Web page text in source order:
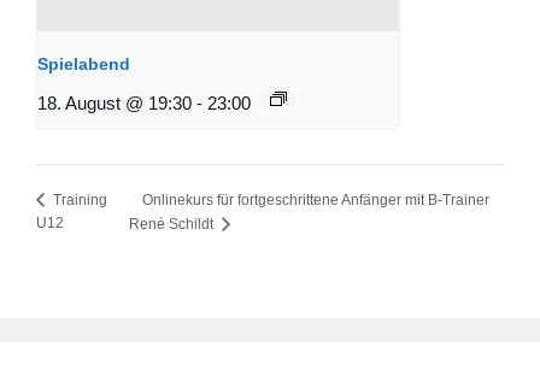
Spielabend
18. August @ 19:30 - 23:00
Training
U12
Onlinekurs für fortgeschrittene Anfänger mit B-Trainer
René Schildt